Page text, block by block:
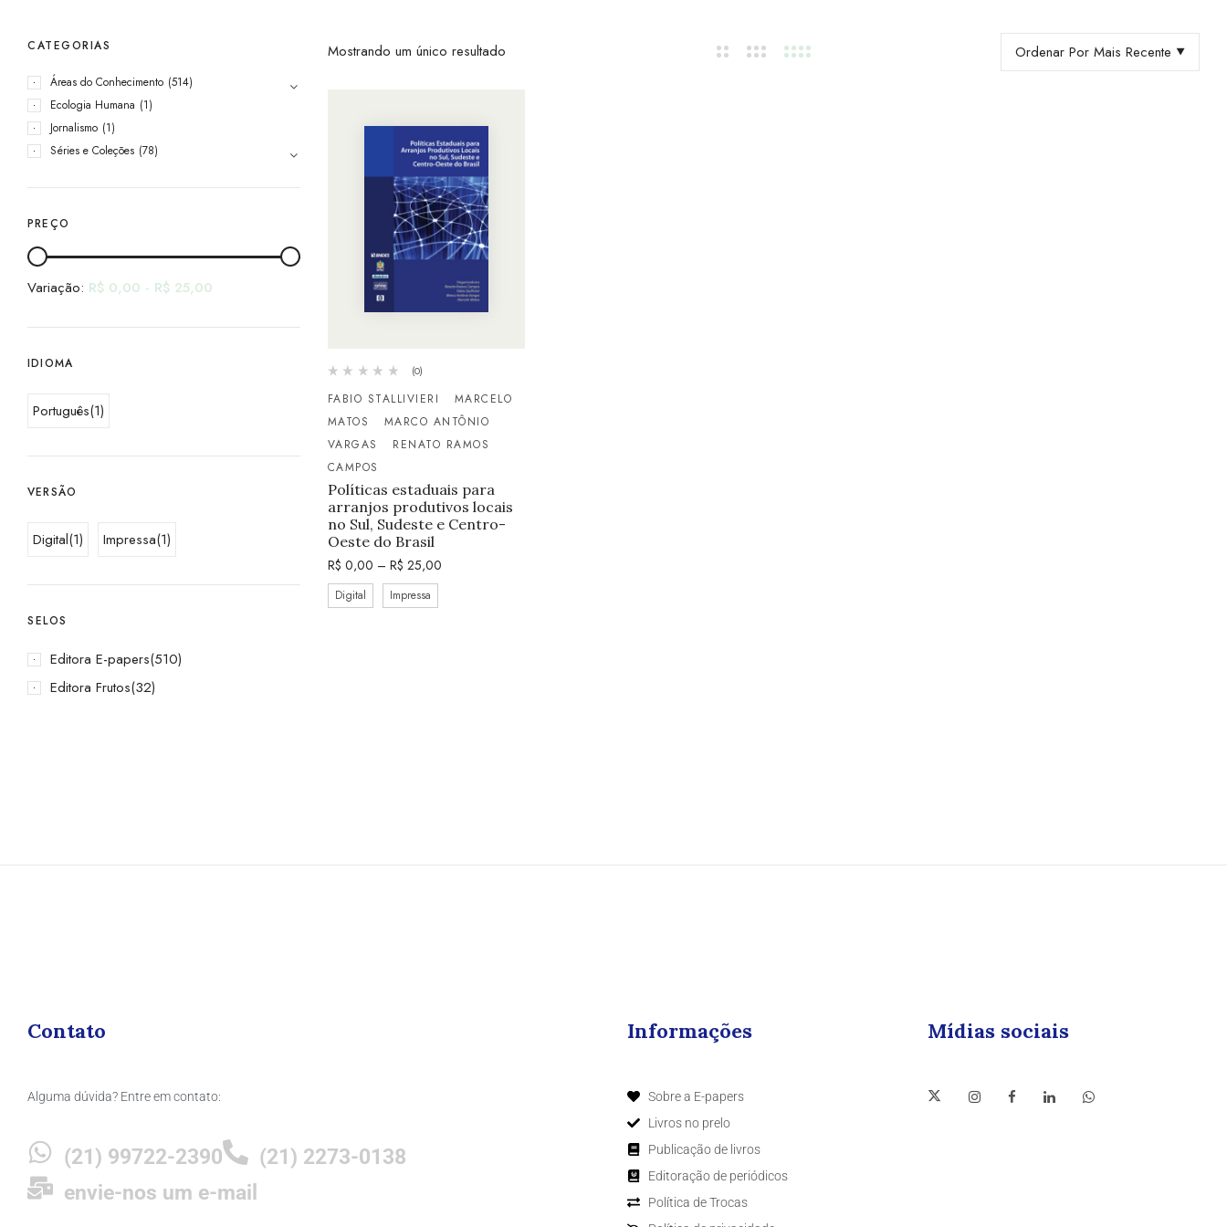
CATEGORIAS
Áreas do Conhecimento (514)
Ecologia Humana (1)
Jornalismo (1)
Séries e Coleções (78)
PREÇO
Variação: R$ 0,00 - R$ 25,00
IDIOMA
Português(1)
VERSÃO
Digital(1) Impressa(1)
SELOS
Editora E-papers(510)
Editora Frutos(32)
Mostrando um único resultado Ordenar Por Mais Recente
(0)
FABIO STALLIVIERI
MARCELO
MATOS
MARCO ANTÔNIO
VARGAS
RENATO RAMOS
CAMPOS
Políticas estaduais para
arranjos produtivos locais
no Sul, Sudeste e Centro-
Oeste do Brasil
R$ 0,00 – R$ 25,00
Digital Impressa
Contato
Alguma dúvida? Entre em contato:
(21) 99722-2390
(21) 2273-0138
envie-nos um e-mail
Informações
Sobre a E-papers
Livros no prelo
Publicação de livros
Editoração de periódicos
Política de Trocas
Mídias sociais